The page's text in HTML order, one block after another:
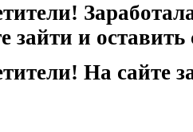
зайти и
На сайте